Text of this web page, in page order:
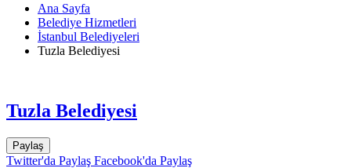
Ana Sayfa
Belediye Hizmetleri
İstanbul Belediyeleri
Tuzla Belediyesi
Tuzla Belediyesi
Paylaş
Twitter'da Paylaş Facebook'da Paylaş